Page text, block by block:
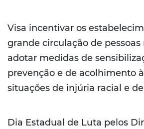
Visa incentivar os
grande circulação de pessoas
adotar medidas de
prevenção e de acolhimento
situações de injúria racial e
Dia Estadual de Luta pelos